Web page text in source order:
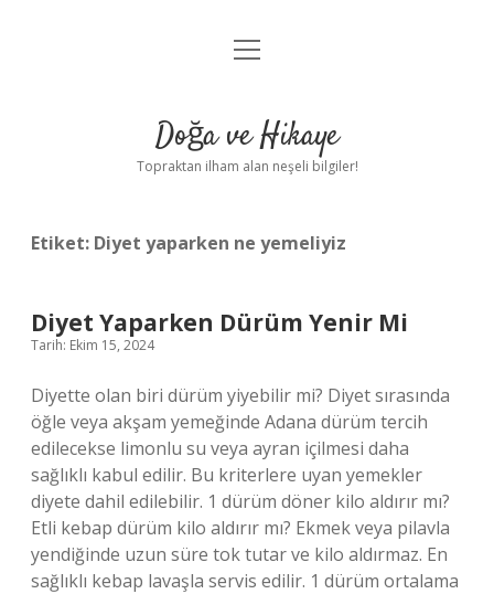
Anasayfa
Yasal Uyarı
menüyü
Doğa ve Hikaye
Topraktan ilham alan neşeli bilgiler!
Etiket: Diyet yaparken ne yemeliyiz
Diyet Yaparken Dürüm Yenir Mi
Tarih: Ekim 15, 2024
Diyette olan biri dürüm yiyebilir mi? Diyet sırasında
öğle veya akşam yemeğinde Adana dürüm tercih
edilecekse limonlu su veya ayran içilmesi daha
sağlıklı kabul edilir. Bu kriterlere uyan yemekler
diyete dahil edilebilir. 1 dürüm döner kilo aldırır mı?
Etli kebap dürüm kilo aldırır mı? Ekmek veya pilavla
yendiğinde uzun süre tok tutar ve kilo aldırmaz. En
sağlıklı kebap lavaşla servis edilir. 1 dürüm ortalama